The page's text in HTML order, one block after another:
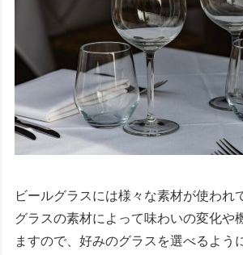
ビールグラスには様々な素材が使われ
グラスの素材によって味わいの変化や
ますので、好みのグラスを選べるよう